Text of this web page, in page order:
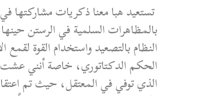
تستعيد هبا معنا ذكريات مشاركتها
بالمظاهرات السلمية في الرستن
النظام بالتصعيد واستخدام القوة
الحكم الدكتاتوري، خاصة أنني
الذي توفي في المعتقل، حيث تم